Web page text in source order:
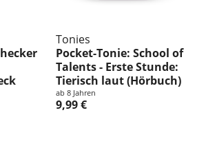
Tonies
Pocket-Tonie: School of
Talents - Erste Stunde:
Tierisch laut (Hörbuch)
ab 8 Jahren
9,99 €